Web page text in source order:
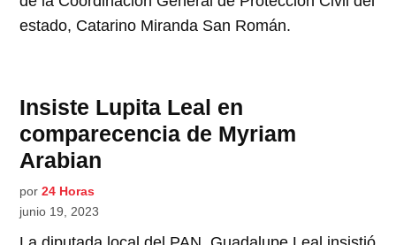
estado, Catarino Miranda San Román.
Insiste Lupita Leal en
comparecencia de Myriam
Arabian
por 24 Horas
junio 19, 2023